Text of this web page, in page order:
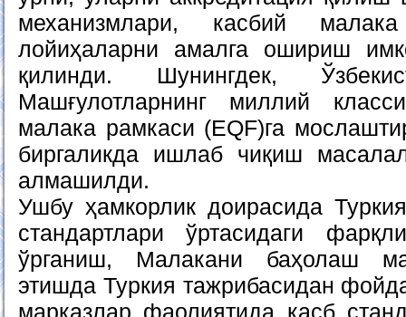
механизмлари, касбий
лойиҳаларни амалга ошириш
қилинди. Шунингдек,
Машғулотларнинг миллий
малака рамкаси (EQF)га
биргаликда ишлаб чиқиш
алмашилди.
Ушбу ҳамкорлик доирасида
стандартлари ўртасидаги
ўрганиш, Малакани баҳолаш
этишда Туркия тажрибасидан
марказлар фаолиятида касб